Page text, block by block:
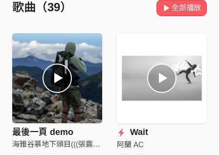
歌曲（39） 全部播放
最後一頁 demo
海雅谷慕地下頭目(((張震嶽)))
Wait
阿蘭 AC